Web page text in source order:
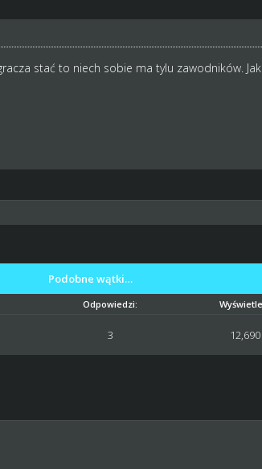
stać to niech sobie ma tylu zawodników.
Podobne wątki…
Odpowiedzi:
3 12,690